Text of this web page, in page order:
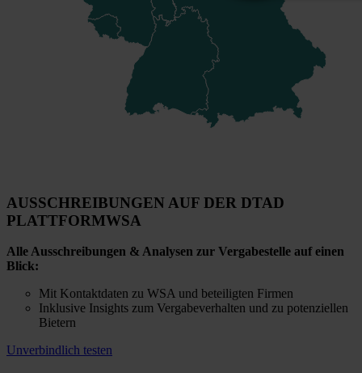
AUSSCHREIBUNGEN AUF DER DTAD
PLATTFORMWSA
Alle Ausschreibungen & Analysen zur Vergabestelle auf einen
Blick:
Mit Kontaktdaten zu WSA und beteiligten Firmen
Inklusive Insights zum Vergabeverhalten und zu potenziellen
Bietern
Unverbindlich testen